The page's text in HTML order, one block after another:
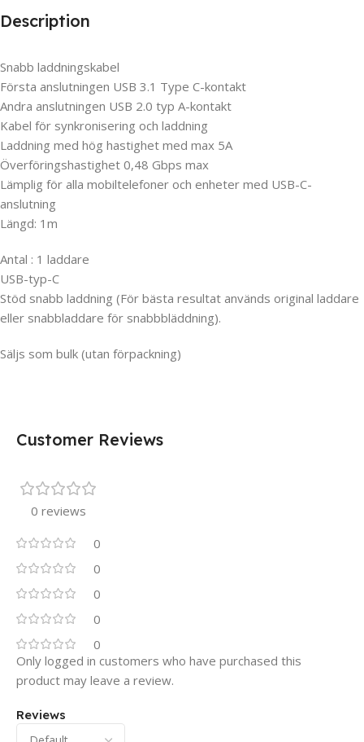
Description
Snabb laddningskabel
Första anslutningen USB 3.1 Type C-kontakt
Andra anslutningen USB 2.0 typ A-kontakt
Kabel för synkronisering och laddning
Laddning med hög hastighet med max 5A
Överföringshastighet 0,48 Gbps max
Lämplig för alla mobiltelefoner och enheter med USB-C-
anslutning
Längd: 1m
Antal : 1 laddare
USB-typ-C
Stöd snabb laddning (För bästa resultat används original laddare
eller snabbladdare för snabbbläddning).
Säljs som bulk (utan förpackning)
Customer Reviews
0 reviews
0
0
0
0
0
Reviews
Only logged in customers who have purchased this
product may leave a review.